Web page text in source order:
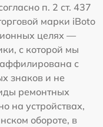
п. 2 ст. 437
марки iBoto
целях —
с которой мы
с
знаков и не
ремонтных
на устройствах,
обороте, в